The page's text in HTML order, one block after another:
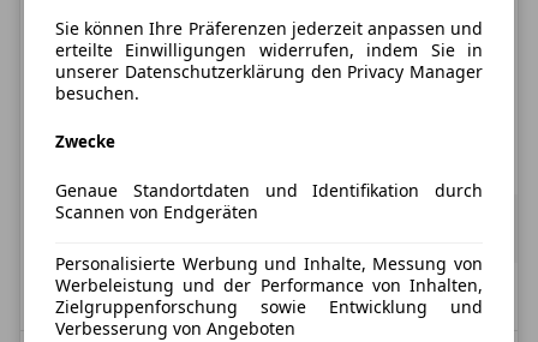
Nur Privatkunden
Dacia Sandero Stepway
Expression TCe 110 Rückfahrkamer
Treibstoff
ab147,19 € 123,69 €
vsl. September 2026
Sie können Ihre Präferenzen jederzeit anpassen und
erteilte Einwilligungen widerrufen, indem Sie in
unserer Datenschutzerklärung den Privacy Manager
besuchen.
Zwecke
Genaue Standortdaten und Identifikation durch
Scannen von Endgeräten
Personalisierte Werbung und Inhalte, Messung von
Werbeleistung und der Performance von Inhalten,
Zielgruppenforschung sowie Entwicklung und
Verbesserung von Angeboten